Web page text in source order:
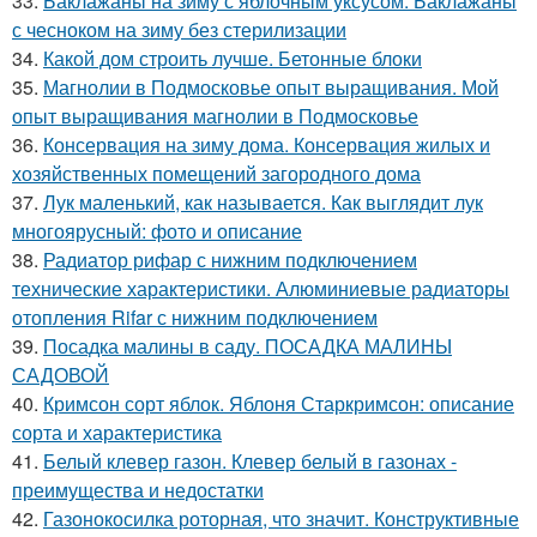
с чесноком на зиму без стерилизации
34. Какой дом строить лучше. Бетонные блоки
35. Магнолии в Подмосковье опыт выращивания. Мой
опыт выращивания магнолии в Подмосковье
36. Консервация на зиму дома. Консервация жилых и
хозяйственных помещений загородного дома
37. Лук маленький, как называется. Как выглядит лук
многоярусный: фото и описание
38. Радиатор рифар с нижним подключением
технические характеристики. Алюминиевые радиаторы
отопления Rifar с нижним подключением
39. Посадка малины в саду. ПОСАДКА МАЛИНЫ
САДОВОЙ
40. Кримсон сорт яблок. Яблоня Старкримсон: описание
сорта и характеристика
41. Белый клевер газон. Клевер белый в газонах -
преимущества и недостатки
42. Газонокосилка роторная, что значит. Конструктивные